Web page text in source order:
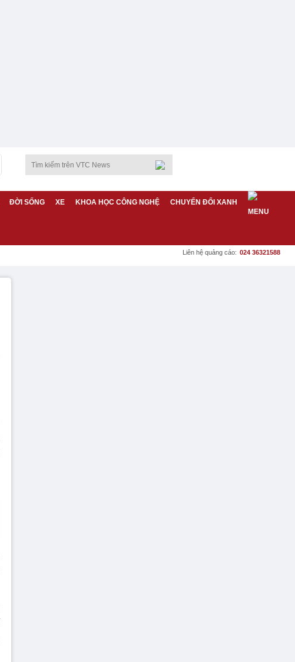
ĐỜI SỐNG XE KHOA HỌC CÔNG NGHỆ CHUYỂN ĐỔI XANH
Liên hệ quảng cáo: 024 36321588